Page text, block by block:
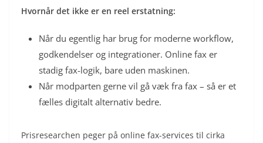
Hvornår det ikke er en reel erstatning:
Når du egentlig har brug for moderne workflow,
godkendelser og integrationer. Online fax er
stadig fax-logik, bare uden maskinen.
Når modparten gerne vil gå væk fra fax – så er et
fælles digitalt alternativ bedre.
Prisresearchen peger på online fax-services til cirka